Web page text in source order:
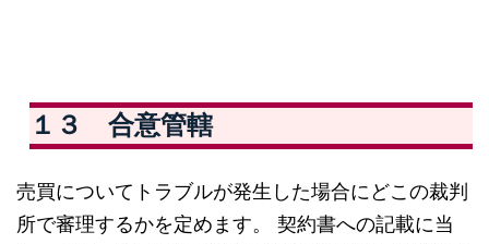
１３ 合意管轄
売買についてトラブルが発生した場合にどこの裁判
所で審理するかを定めます。 契約書への記載に当